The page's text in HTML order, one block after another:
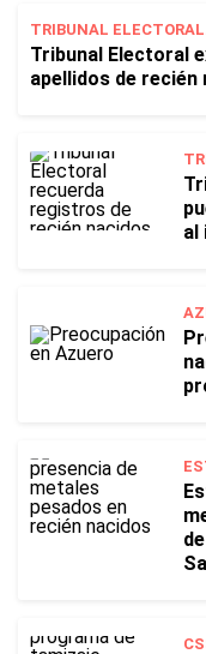
TRIBUNAL
Tribunal Electoral
apellidos de recién
al